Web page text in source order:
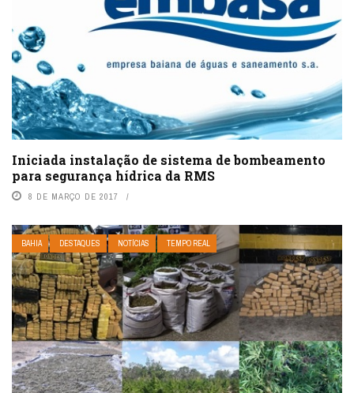
Iniciada instalação de sistema de bombeamento
para segurança hídrica da RMS
8 DE MARÇO DE 2017
BAHIA DESTAQUES NOTÍCIAS TEMPO REAL